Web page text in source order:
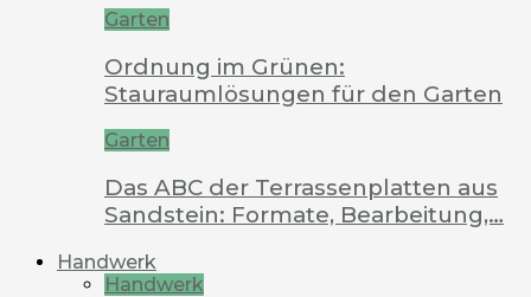
Garten
Ordnung im Grünen:
Stauraumlösungen für den Garten
Garten
Das ABC der Terrassenplatten aus
Sandstein: Formate, Bearbeitung,…
Handwerk
Handwerk